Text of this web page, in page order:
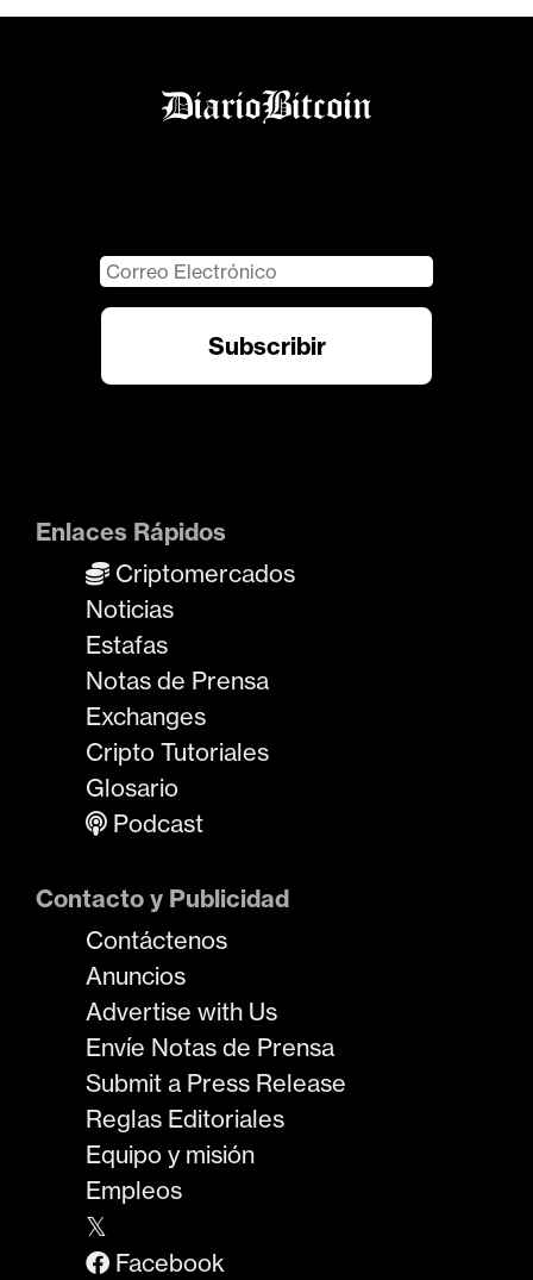
Enlaces Rápidos
Criptomercados
Noticias
Estafas
Notas de Prensa
Exchanges
Cripto Tutoriales
Glosario
Podcast
Contacto y Publicidad
Contáctenos
Anuncios
Advertise with Us
Envíe Notas de Prensa
Submit a Press Release
Reglas Editoriales
Equipo y misión
Empleos
𝕏
Facebook